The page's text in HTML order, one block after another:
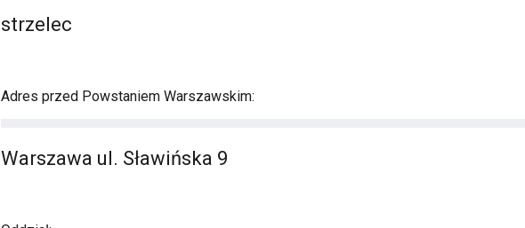
strzelec
Adres przed Powstaniem Warszawskim:
Warszawa ul. Sławińska 9